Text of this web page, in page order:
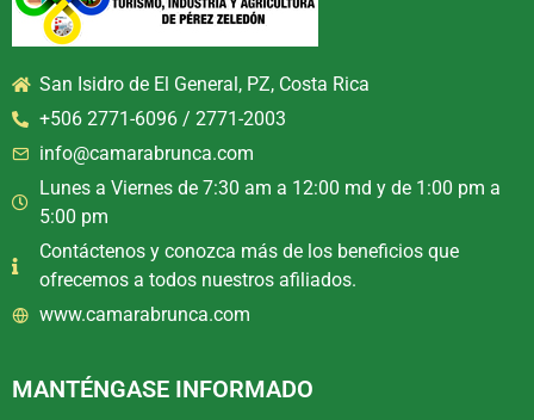
San Isidro de El General, PZ, Costa Rica
+506 2771-6096 / 2771-2003
info@camarabrunca.com
Lunes a Viernes de 7:30 am a 12:00 md y de 1:00 pm a
5:00 pm
Contáctenos y conozca más de los beneficios que
ofrecemos a todos nuestros afiliados.
www.camarabrunca.com
MANTÉNGASE INFORMADO